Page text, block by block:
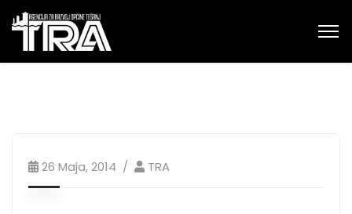
26 Maja, 2014 TRA